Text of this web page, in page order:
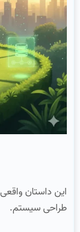
این داستان
طراحی سیستم.